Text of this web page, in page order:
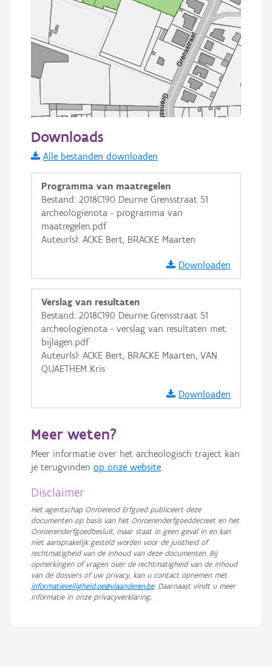
Informatie Vlaanderen
i
+ −
Basis Lagen
OSM-Basiskaart
Ortho
GRB-Basiskaart
GRB-Basiskaart in grijswaarden
Downloads
Alle bestanden downloaden
Programma van maatregelen
Bestand: 2018C190 Deurne Grensstraat 51
archeologienota - programma van
maatregelen.pdf
Auteur(s): ACKE Bert, BRACKE Maarten
Downloaden
Verslag van resultaten
Bestand: 2018C190 Deurne Grensstraat 51
archeologienota - verslag van resultaten met
bijlagen.pdf
Auteur(s): ACKE Bert, BRACKE Maarten, VAN
QUAETHEM Kris
Downloaden
Meer weten?
Meer informatie over het archeologisch traject kan
je terugvinden op onze website.
Disclaimer
Het agentschap Onroerend Erfgoed publiceert deze
documenten op basis van het Onroerenderfgoeddecreet en het
Onroerenderfgoedbesluit, maar staat in geen geval in en kan
niet aansprakelijk gesteld worden voor de juistheid of
rechtmatigheid van de inhoud van deze documenten. Bij
opmerkingen of vragen over de rechtmatigheid van de inhoud
van de dossiers of uw privacy, kan u contact opnemen met
informatieveiligheid.oe@vlaanderen.be. Daarnaast vindt u meer
informatie in onze privacyverklaring.